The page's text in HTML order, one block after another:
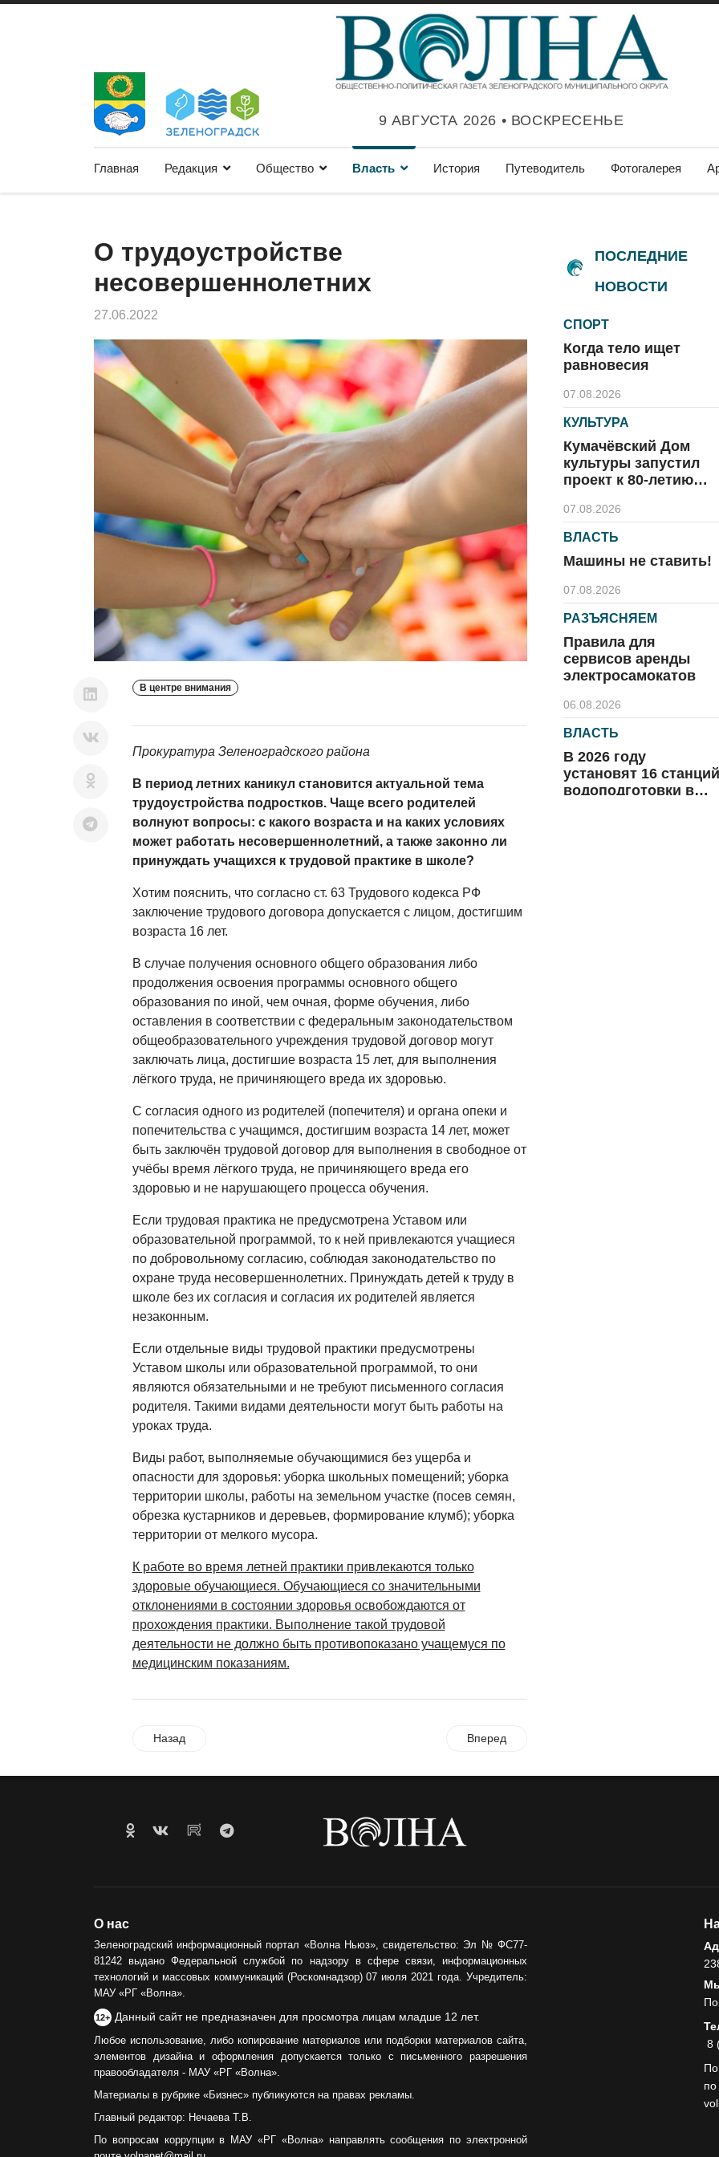
9 АВГУСТА 2026 • ВОСКРЕСЕНЬЕ
Главная Редакция Общество Власть История Путеводитель Фотогалерея
О трудоустройстве
несовершеннолетних
27.06.2022
В центре внимания
Прокуратура Зеленоградского района
В период летних каникул становится актуальной тема
трудоустройства подростков. Чаще всего родителей
волнуют вопросы: с какого возраста и на каких условиях
может работать несовершеннолетний, а также законно ли
принуждать учащихся к трудовой практике в школе?
Хотим пояснить, что согласно ст. 63 Трудового кодекса РФ
заключение трудового договора допускается с лицом, достигшим
возраста 16 лет.
В случае получения основного общего образования либо
продолжения освоения программы основного общего
образования по иной, чем очная, форме обучения, либо
оставления в соответствии с федеральным законодательством
общеобразовательного учреждения трудовой договор могут
заключать лица, достигшие возраста 15 лет, для выполнения
лёгкого труда, не причиняющего вреда их здоровью.
С согласия одного из родителей (попечителя) и органа опеки и
попечительства с учащимся, достигшим возраста 14 лет, может
быть заключён трудовой договор для выполнения в свободное от
учёбы время лёгкого труда, не причиняющего вреда его
здоровью и не нарушающего процесса обучения.
Если трудовая практика не предусмотрена Уставом или
образовательной программой, то к ней привлекаются учащиеся
по добровольному согласию, соблюдая законодательство по
охране труда несовершеннолетних. Принуждать детей к труду в
школе без их согласия и согласия их родителей является
незаконным.
Если отдельные виды трудовой практики предусмотрены
Уставом школы или образовательной программой, то они
являются обязательными и не требуют письменного согласия
родителя. Такими видами деятельности могут быть работы на
уроках труда.
Виды работ, выполняемые обучающимися без ущерба и
опасности для здоровья: уборка школьных помещений; уборка
территории школы, работы на земельном участке (посев семян,
обрезка кустарников и деревьев, формирование клумб); уборка
территории от мелкого мусора.
К работе во время летней практики привлекаются только
здоровые обучающиеся. Обучающиеся со значительными
отклонениями в состоянии здоровья освобождаются от
прохождения практики. Выполнение такой трудовой
деятельности не должно быть противопоказано учащемуся по
медицинским показаниям.
Назад Вперед
ПОСЛЕДНИЕ
НОВОСТИ
СПОРТ
Когда тело ищет
равновесия
07.08.2026
КУЛЬТУРА
Кумачёвский Дом
культуры запустил
проект к 80-летию
07.08.2026
ВЛАСТЬ
Машины не ставить!
07.08.2026
РАЗЪЯСНЯЕМ
Правила для
сервисов аренды
электросамокатов
06.08.2026
ВЛАСТЬ
В 2026 году
установят 16 станций
водоподготовки в
О нас
Зеленоградский информационный портал «Волна Ньюз», свидетельство: Эл № ФС77-
81242 выдано Федеральной службой по надзору в сфере связи, информационных
технологий и массовых коммуникаций (Роскомнадзор) 07 июля 2021 года. Учредитель:
МАУ «РГ «Волна».
12+ Данный сайт не предназначен для просмотра лицам младше 12 лет.
Любое использование, либо копирование материалов или подборки материалов сайта,
элементов дизайна и оформления допускается только с письменного разрешения
правообладателя - МАУ «РГ «Волна».
Материалы в рубрике «Бизнес» публикуются на правах рекламы.
Главный редактор: Нечаева Т.В.
По вопросам коррупции в МАУ «РГ «Волна» направлять сообщения по электронной
8